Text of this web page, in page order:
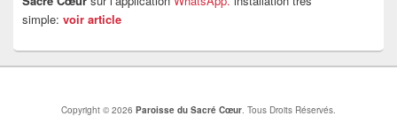
simple: voir article
Copyright © 2026 Paroisse du Sacré Cœur . Tous Droits Réservés.